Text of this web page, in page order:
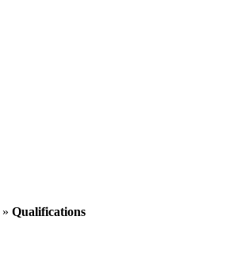
» Qualifications